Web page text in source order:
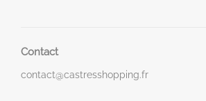
Contact
contact@castresshopping.fr